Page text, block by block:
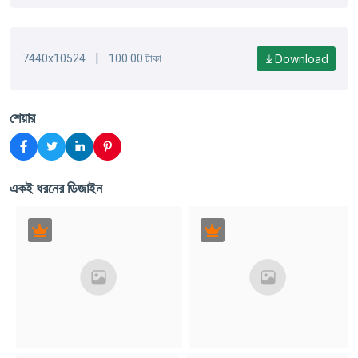
7440x10524 | 100.00 টাকা Download
শেয়ার
একই ধরনের ডিজাইন